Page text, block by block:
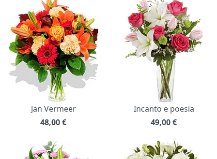
Jan Vermeer
48,00€
Incanto e poesia
49,00€